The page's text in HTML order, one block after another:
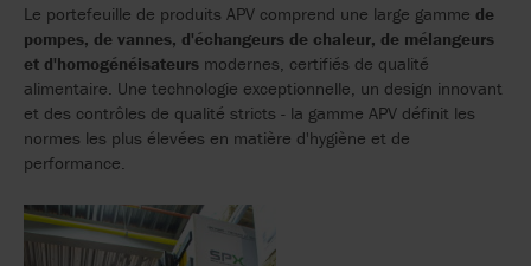
Le portefeuille de produits APV comprend une large gamme de
pompes, de vannes, d'échangeurs de chaleur, de mélangeurs
et d'homogénéisateurs modernes, certifiés de qualité
alimentaire. Une technologie exceptionnelle, un design innovant
et des contrôles de qualité stricts - la gamme APV définit les
normes les plus élevées en matière d'hygiène et de
performance.